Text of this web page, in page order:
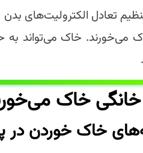
تعادل الکترولیت‌های
می‌خورند. خاک می‌تواند
خانگی خاک
خاک خوردن در